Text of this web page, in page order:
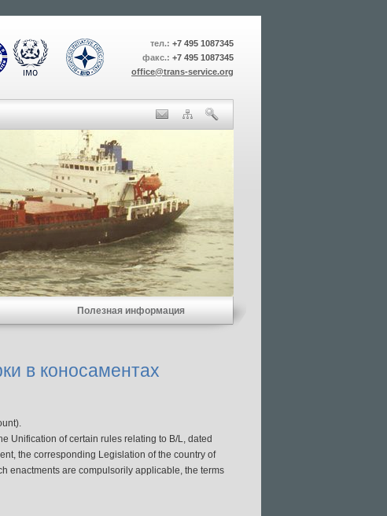
тел.: +7 495 1087345
факс.: +7 495 1087345
office@trans-service.org
Полезная информация
в коносаментах
Unification of certain rules relating to B/L, dated
the corresponding Legislation of the country of
enactments are compulsorily applicable, the terms